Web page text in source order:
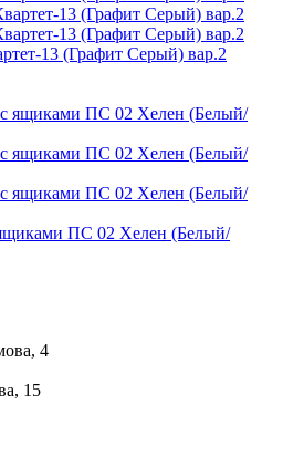
13 (Графит Серый) вар.2
ПС 02 Хелен (Белый/
4
15